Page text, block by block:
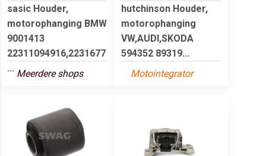
sasic Houder,
motorophanging BMW
9001413
22311094916,2231677
... Meerdere shops
hutchinson Houder,
motorophanging
VW,AUDI,SKODA
594352 89319...
Motointegrator